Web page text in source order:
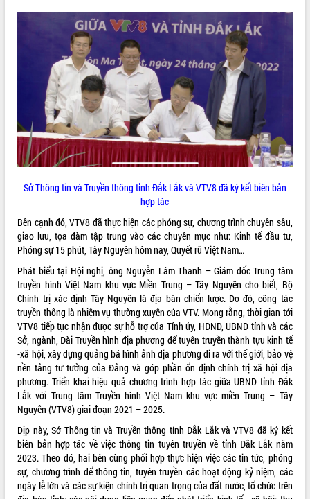
Đắk Lắk công bố Quy hoạch và xúc
tiến đầu tư tỉnh
Ngành cá ngừ Đắk Lắk chủ động thích
ứng để giữ vững thị trường xuất khẩu
Diễn đàn Kinh tế tư nhân Việt Nam đột
phá cơ chế - Hợp tác công tư
Đề án 06 tạo bước ngoặt đột phá trong
cải cách hành chính tỉnh Đắk Lắk
Kết nối tour, đẩy mạnh chuyển đổi số
để phát triển du lịch Đắk Lắk
Khởi động Dự án Đầu tư xây dựng hạ
tầng kỹ thuật Cụm công nghiệp Tân
Gặp mặt các cơ quan báo chí nhân Kỷ
niệm 101 năm Ngày Báo chí Cách
mạng Việt Nam
Đắk Lắk sơ kết 4 năm triển khai thực
hiện Đề án 06 của Chính phủ
Họp báo thông tin về Hội nghị Công bố
Quy hoạch và Xúc tiến đầu tư tỉnh Đắk
Lắk
Khơi thông điểm nghẽn, đẩy nhanh
giải ngân vốn khắc phục thiên tai
HĐND tỉnh thông qua điều chỉnh Quy
hoạch tỉnh thời kỳ 2021-2030
Hội thảo góp ý hồ sơ điều chỉnh quy
hoạch tỉnh Đắk Lắk thời kỳ 2021-2030,
tầm nhìn đến năm 2050
Nâng cao hiệu quả hoạt động của các
doanh nghiệp nhà nước
Hội nghị triển khai kết nối mạng
Sở Thông tin và Truyền thông tỉnh Đắk Lắk và VTV8 đã ký kết biên bản
hợp tác
Bên cạnh đó, VTV8 đã thực hiện các phóng sự, chương trình chuyên sâu,
giao lưu, tọa đàm tập trung vào các chuyên mục như: Kinh tế đầu tư,
Phóng sự 15 phút, Tây Nguyên hôm nay, Quyết rũ Việt Nam…
Phát biểu tại Hội nghị, ông Nguyễn Lâm Thanh – Giám đốc Trung tâm
truyền hình Việt Nam khu vực Miền Trung – Tây Nguyên cho biết, Bộ
Chính trị xác định Tây Nguyên là địa bàn chiến lược. Do đó, công tác
truyền thông là nhiệm vụ thường xuyên của VTV. Mong rằng, thời gian tới
VTV8 tiếp tục nhận được sự hỗ trợ của Tỉnh ủy, HĐND, UBND tỉnh và các
Sở, ngành, Đài Truyền hình địa phương để tuyên truyền thành tựu kinh tế
-xã hội, xây dựng quảng bá hình ảnh địa phương đi ra với thế giới, bảo vệ
nền tảng tư tưởng của Đảng và góp phần ổn định chính trị xã hội địa
phương. Triển khai hiệu quả chương trình hợp tác giữa UBND tỉnh Đắk
Lắk với Trung tâm Truyền hình Việt Nam khu vực miền Trung – Tây
Nguyên (VTV8) giai đoạn 2021 – 2025.
Dịp này, Sở Thông tin và Truyền thông tỉnh Đắk Lắk và VTV8 đã ký kết
biên bản hợp tác về việc thông tin tuyên truyền về tỉnh Đắk Lắk năm
2023. Theo đó, hai bên cùng phối hợp thực hiện việc các tin tức, phóng
sự, chương trình để thông tin, tuyên truyền các hoạt động kỷ niệm, các
ngày lễ lớn và các sự kiện chính trị quan trọng của đất nước, tổ chức trên